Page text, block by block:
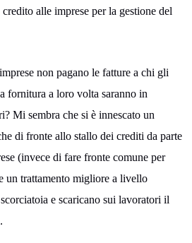
alle imprese per la gestione del
non pagano le fatture a chi gli
fornitura a loro volta saranno in
Mi sembra che si è innescato un
di fronte allo stallo dei crediti da parte
(invece di fare fronte comune per
un trattamento migliore a livello
e scaricano sui lavoratori il